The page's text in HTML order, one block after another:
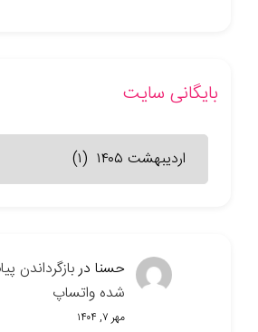
بایگانی سایت
سایت
حسنا دربازگرداندن
شده واتساپ
مهر ۷, ۱۴۰۴